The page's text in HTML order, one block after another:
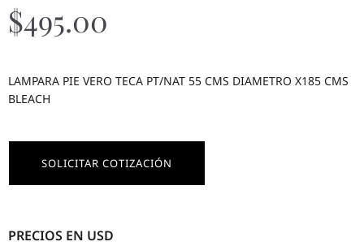
$495.00
LAMPARA PIE VERO TECA PT/NAT 55 CMS DIAMETRO X185 CMS
BLEACH
SOLICITAR COTIZACIÓN
PRECIOS EN USD